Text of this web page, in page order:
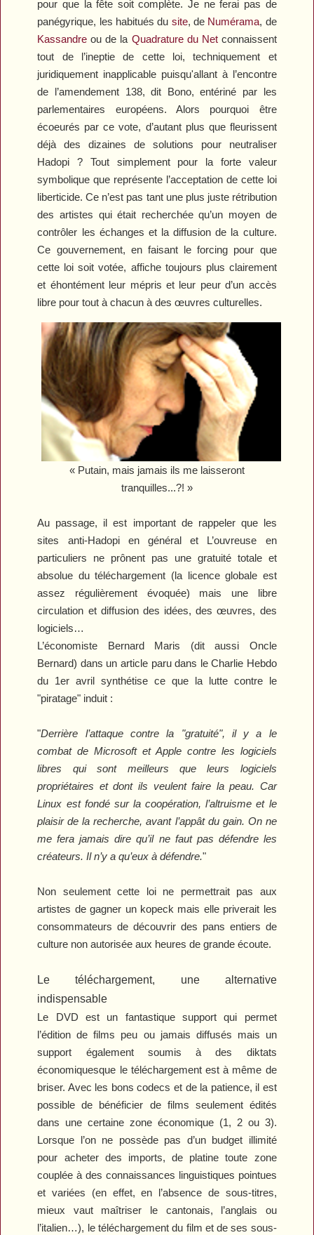
pour que la fête soit complète. Je ne ferai pas de
panégyrique, les habitués du site, de Numérama, de
Kassandre ou de la Quadrature du Netconnaissent
tout de l’ineptie de cette loi, techniquement et
juridiquement inapplicable puisqu'allant à l’encontre
de l’amendement 138, dit Bono, entériné par les
parlementaires européens. Alors pourquoi être
écoeurés par ce vote, d’autant plus que fleurissent
déjà des dizaines de solutions pour neutraliser
Hadopi ? Tout simplement pour la forte valeur
symbolique que représente l’acceptation de cette loi
liberticide. Ce n’est pas tant une plus juste rétribution
des artistes qui était recherchée qu’un moyen de
contrôler les échanges et la diffusion de la culture.
Ce gouvernement, en faisant le forcing pour que
cette loi soit votée, affiche toujours plus clairement
et éhontément leur mépris et leur peur d’un accès
libre pour tout à chacun à des œuvres culturelles.
« Putain, mais jamais ils me laisseront
tranquilles...?! »
Au passage, il est important de rappeler que les
sites anti-Hadopi en général et L’ouvreuse en
particuliers ne prônent pas une gratuité totale et
absolue du téléchargement (la licence globale est
assez régulièrement évoquée) mais une libre
circulation et diffusion des idées, des œuvres, des
logiciels…
L’économiste Bernard Maris (dit aussi Oncle
Bernard) dans un article paru dans leCharlie Hebdo
du 1er avril synthétise ce que la lutte contre le
"piratage" induit :
"Derrière l’attaque contre la "gratuité", il y a le
combat de Microsoft et Apple contre les logiciels
libres qui sont meilleurs que leurs logiciels
propriétaires et dont ils veulent faire la peau. Car
Linux est fondé sur la coopération, l’altruisme et le
plaisir de la recherche, avant l’appât du gain. On ne
me fera jamais dire qu’il ne faut pas défendre les
créateurs. Il n’y a qu’eux à défendre."
Non seulement cette loi ne permettrait pas aux
artistes de gagner un kopeck mais elle priverait les
consommateurs de découvrir des pans entiers de
culture non autorisée aux heures de grande écoute.
Le téléchargement, une alternative
indispensable
Le DVD est un fantastique support qui permet
l’édition de films peu ou jamais diffusés mais un
support également soumis à des diktats
économiquesque le téléchargement est à même de
briser. Avec les bons codecs et de la patience, il est
possible de bénéficier de films seulement édités
dans une certaine zone économique (1, 2 ou 3).
Lorsque l’on ne possède pas d’un budget illimité
pour acheter des imports, de platine toute zone
couplée à des connaissances linguistiques pointues
et variées (en effet, en l’absence de sous-titres,
mieux vaut maîtriser le cantonais, l’anglais ou
l’italien…), le téléchargement du film et de ses sous-